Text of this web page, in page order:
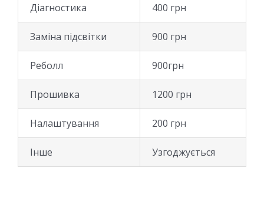
Діагностика 400 грн
Заміна підсвітки 900 грн
Реболл 900грн
Прошивка 1200 грн
Налаштування 200 грн
Інше Узгоджується